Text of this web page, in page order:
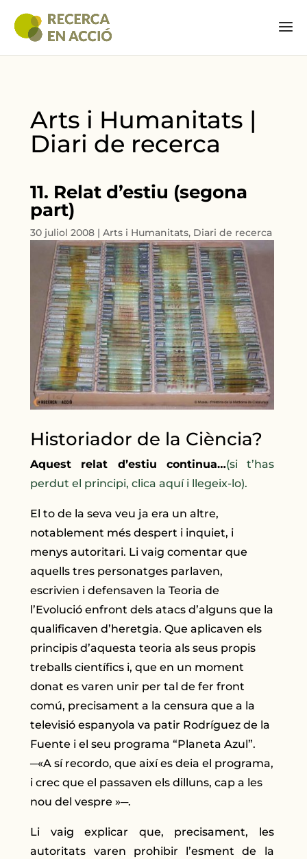
Arts i Humanitats |
Diari de recerca
11. Relat d’estiu (segona
part)
30 juliol 2008 |Arts i Humanitats, Diari de recerca
Historiador de la Ciència?
Aquest relat d’estiu continua…(si t’has
perdut el principi, clica aquí i llegeix-lo).
El to de la seva veu ja era un altre,
notablement més despert i inquiet, i
menys autoritari. Li vaig comentar que
aquells tres personatges parlaven,
escrivien i defensaven la Teoria de
l’Evolució enfront dels atacs d’alguns que la
qualificaven d’heretgia. Que aplicaven els
principis d’aquesta teoria als seus propis
treballs científics i, que en un moment
donat es varen unir per tal de fer front
comú, precisament a la censura que a la
televisió espanyola va patir Rodríguez de la
Fuente i el seu programa “Planeta Azul”.
─«A sí recordo, que així es deia el programa,
i crec que el passaven els dilluns, cap a les
nou del vespre »─.
Li vaig explicar que, precisament, les
autoritats varen prohibir l’esment de la